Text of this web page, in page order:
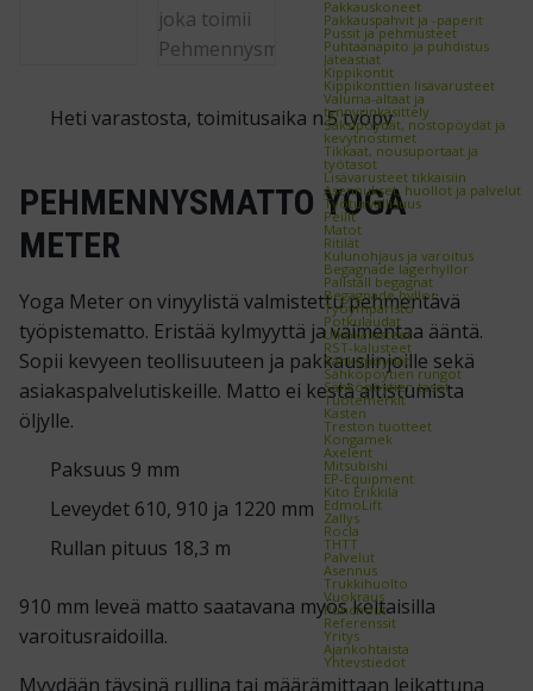
Pakkauskoneet
Pakkauspahvit ja -paperit
Pussit ja pehmusteet
Puhtaanapito ja puhdistus
Jäteastiat
Kippikontit
Kippikonttien lisävarusteet
Valuma-altaat ja
tynnyrinkäsittely
Saksipöydät, nostopöydät ja
kevytnostimet
Tikkaat, nousuportaat ja
työtasot
Lisävarusteet tikkaisiin
Asennukset, huollot ja palvelut
Työturvallisuus
Peilit
Matot
Ritilät
Kulunohjaus ja varoitus
Begagnade lagerhyllor
Pallställ begagnat
Begagnade hyllor
Työympäristö
Potkulaudat
Ulkokalusteet
RST-kalusteet
Sähköpöydät
Sähköpöytien rungot
Sähköpöytien tasot
Tuotemerkit
Kasten
Treston tuotteet
Kongamek
Axelent
Mitsubishi
EP-Equipment
Kito Erikkilä
EdmoLift
Zallys
Rocla
THTT
Palvelut
Asennus
Trukkihuolto
Vuokraus
Punchout
Referenssit
Yritys
Ajankohtaista
Yhteystiedot
Heti varastosta, toimitusaika n.5 työpv
PEHMENNYSMATTO YOGA
METER
Yoga Meter on vinyylistä valmistettu pehmentävä
työpistematto. Eristää kylmyyttä ja vaimentaa ääntä.
Sopii kevyeen teollisuuteen ja pakkauslinjoille sekä
asiakaspalvelutiskeille. Matto ei kestä altistumista
öljylle.
Paksuus 9 mm
Leveydet 610, 910 ja 1220 mm
Rullan pituus 18,3 m
910 mm leveä matto saatavana myös keltaisilla
varoitusraidoilla.
Myydään täysinä rullina tai määrämittaan leikattuna